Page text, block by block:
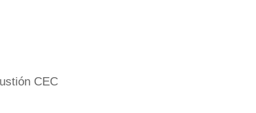
CEC